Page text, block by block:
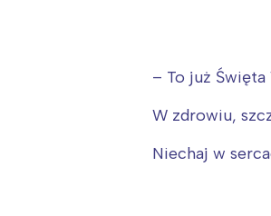
– To już
W zdrowiu,
Niechaj w